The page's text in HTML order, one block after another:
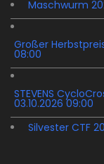
Maschwurm
Großer
08:00
STEVENS
03.10.2026 09:00
Silvester CTF